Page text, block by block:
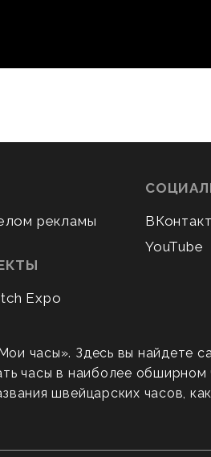
рекламы
Expo
YouTube
часы». Здесь вы найдете
часы в наиболее
швейцарских часов,